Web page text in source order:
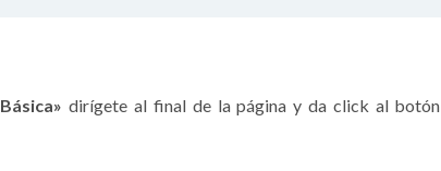
Básica»dirígete al final de la página y da click al botón